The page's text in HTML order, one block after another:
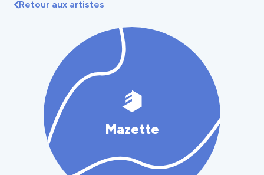
Retour aux artistes
Mazette